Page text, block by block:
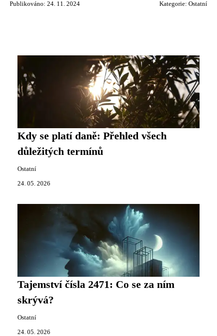
Publikováno: 24. 11. 2024 Kategorie: Ostatní
Kdy se platí daně: Přehled všech
důležitých termínů
Ostatní
24. 05. 2026
Tajemství čísla 2471: Co se za ním
skrývá?
Ostatní
24. 05. 2026